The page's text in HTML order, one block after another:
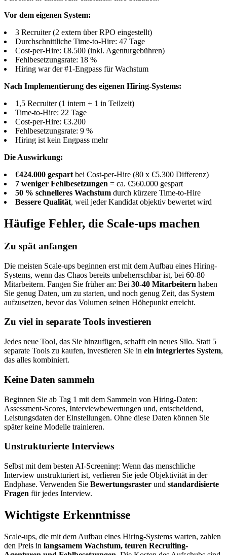
Vor dem eigenen System:
3 Recruiter (2 extern über RPO eingestellt)
Durchschnittliche Time-to-Hire: 47 Tage
Cost-per-Hire: €8.500 (inkl. Agenturgebühren)
Fehlbesetzungsrate: 18 %
Hiring war der #1-Engpass für Wachstum
Nach Implementierung des eigenen Hiring-Systems:
1,5 Recruiter (1 intern + 1 in Teilzeit)
Time-to-Hire: 22 Tage
Cost-per-Hire: €3.200
Fehlbesetzungsrate: 9 %
Hiring ist kein Engpass mehr
Die Auswirkung:
€424.000 gespart bei Cost-per-Hire (80 x €5.300 Differenz)
7 weniger Fehlbesetzungen = ca. €560.000 gespart
50 % schnelleres Wachstum durch kürzere Time-to-Hire
Bessere Qualität, weil jeder Kandidat objektiv bewertet wird
Häufige Fehler, die Scale-ups machen
Zu spät anfangen
Die meisten Scale-ups beginnen erst mit dem Aufbau eines Hiring-
Systems, wenn das Chaos bereits unbeherrschbar ist, bei 60-80
Mitarbeitern. Fangen Sie früher an: Bei 30-40 Mitarbeitern haben
Sie genug Daten, um zu starten, und noch genug Zeit, das System
aufzusetzen, bevor das Volumen seinen Höhepunkt erreicht.
Zu viel in separate Tools investieren
Jedes neue Tool, das Sie hinzufügen, schafft ein neues Silo. Statt 5
separate Tools zu kaufen, investieren Sie in ein integriertes System,
das alles kombiniert.
Keine Daten sammeln
Beginnen Sie ab Tag 1 mit dem Sammeln von Hiring-Daten:
Assessment-Scores, Interviewbewertungen und, entscheidend,
Leistungsdaten der Einstellungen. Ohne diese Daten können Sie
später keine Modelle trainieren.
Unstrukturierte Interviews
Selbst mit dem besten AI-Screening: Wenn das menschliche
Interview unstrukturiert ist, verlieren Sie jede Objektivität in der
Endphase. Verwenden Sie Bewertungsraster und standardisierte
Fragen für jedes Interview.
Wichtigste Erkenntnisse
Scale-ups, die mit dem Aufbau eines Hiring-Systems warten, zahlen
den Preis in langsamem Wachstum, teuren Recruiting-